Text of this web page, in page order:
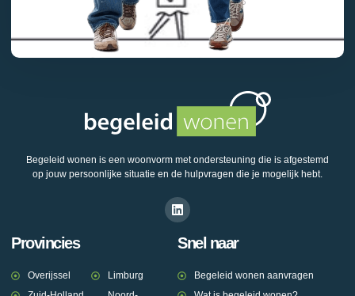
Begeleid wonen is een woonvorm met ondersteuning die is afgestemd
op jouw persoonlijke situatie en de hulpvragen die je mogelijk hebt.
Provincies
Overijssel
Limburg
Snel naar
Begeleid wonen aanvragen